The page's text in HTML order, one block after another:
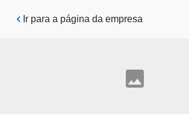
Pular para o conteúdo principal
Ir para a página da empresa